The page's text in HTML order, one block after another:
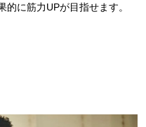
に筋力UPが目指せます。